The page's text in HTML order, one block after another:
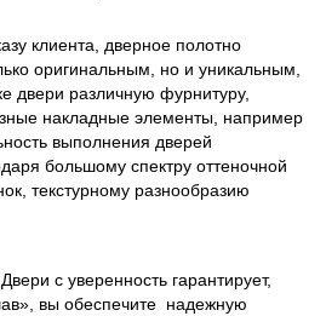
клиента, дверное полотно
оригинальным, но и уникальным,
двери различную фурнитуру,
накладные элементы, например
выполнения дверей
большому спектру оттеночной
текстурному разнообразию
с уверенность гарантирует,
вы обеспечите надежную